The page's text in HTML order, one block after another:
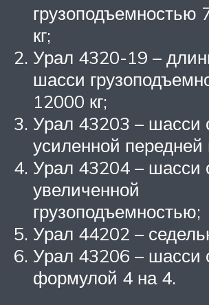
грузоподъемностью
кг;
Урал 4320-19 –
шасси
12000 кг;
Урал 43203 – шасси
усиленной передней
Урал 43204 – шасси
увеличенной
грузоподъемностью;
Урал 44202 –
Урал 43206 – шасси
формулой 4 на 4.